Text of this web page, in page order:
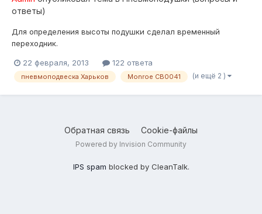
ответы)
Для определения высоты подушки сделал временный
переходник.
22 февраля, 2013 122 ответа
пневмоподвеска Харьков Monroe CB0041 (и ещё 2 )
Обратная связь Cookie-файлы
Powered by Invision Community
IPS spam blocked by CleanTalk.